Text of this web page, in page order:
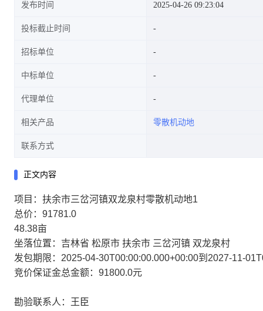
发布时间 2025-04-26 09:23:04
投标截止时间
招标单位
中标单位
代理单位
相关产品 零散机动地
联系方式
正文内容
项目：扶余市三岔河镇双龙泉村零散机动地1
总价：91781.0
48.38亩
坐落位置：吉林省 松原市 扶余市 三岔河镇 双龙泉村
发包期限：2025-04-30T00:00:00.000+00:00到2027-11-
竞价保证金总金额：91800.0元
勘验联系人：王臣